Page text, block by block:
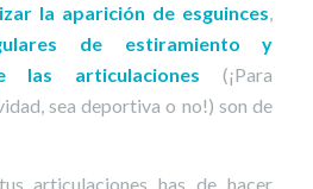
la aparición de esguinces,
de estiramiento y
las articulaciones (¡Para
sea deportiva o no!) son de
articulaciones has de hacer